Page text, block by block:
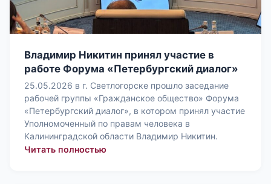
Владимир Никитин принял участие в
работе Форума «Петербургский диалог»
25.05.2026 в г. Светлогорске прошло заседание
рабочей группы «Гражданское общество» Форума
«Петербургский диалог», в котором принял участие
Уполномоченный по правам человека в
Калининградской области Владимир Никитин.
Читать полностью: Владимир Никитин принял